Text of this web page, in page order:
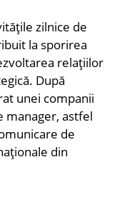
zilnice de
la sporirea
relațiilor
După
unei companii
manager, astfel
de
din